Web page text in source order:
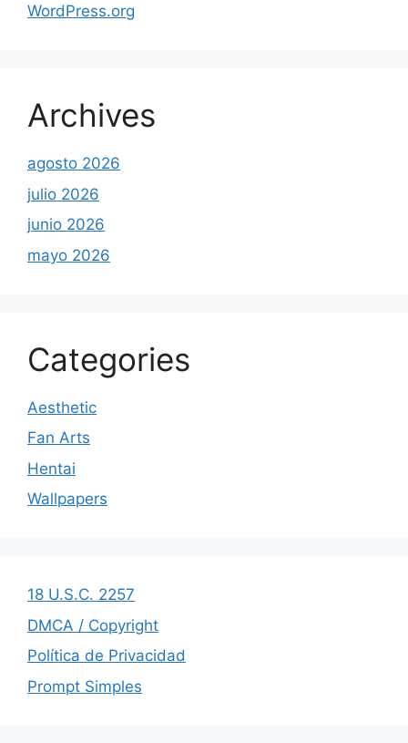
WordPress.org
Archives
agosto 2026
julio 2026
junio 2026
mayo 2026
Categories
Aesthetic
Fan Arts
Hentai
Wallpapers
18 U.S.C. 2257
DMCA / Copyright
Política de Privacidad
Prompt Simples